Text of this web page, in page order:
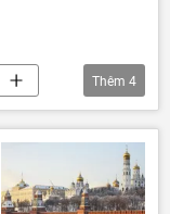
Thêm 4